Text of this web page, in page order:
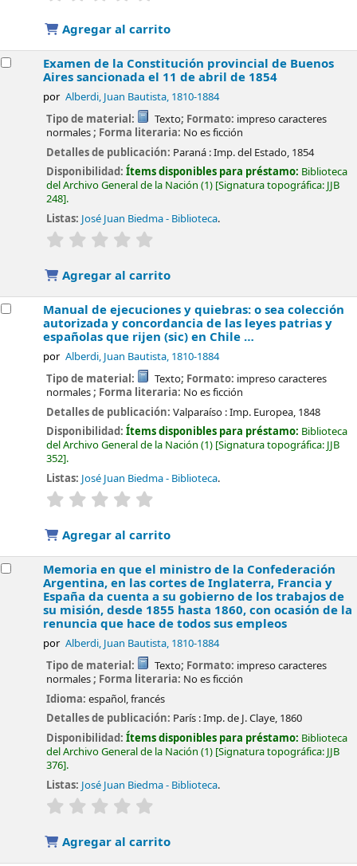
Agregar al carrito
Examen de la Constitución provincial de Buenos
Aires sancionada el 11 de abril de 1854
por Alberdi, Juan Bautista, 1810-1884
Tipo de material: Texto; Formato: impreso caracteres
normales; Forma literaria: No es ficción
Detalles de publicación: Paraná :Imp. del Estado, 1854
Disponibilidad:Ítems disponibles para préstamo: Biblioteca
del Archivo General de la Nación (1) Signatura topográfica: JJB
248 .
Listas: José Juan Biedma - Biblioteca.
valoración
Agregar al carrito
Manual de ejecuciones y quiebras: o sea colección
autorizada y concordancia de las leyes patrias y
españolas que rijen (sic) en Chile …
por Alberdi, Juan Bautista, 1810-1884
Tipo de material: Texto; Formato: impreso caracteres
normales; Forma literaria: No es ficción
Detalles de publicación:Valparaíso :Imp. Europea, 1848
Disponibilidad:Ítems disponibles para préstamo: Biblioteca
del Archivo General de la Nación (1) Signatura topográfica: JJB
352 .
Listas: José Juan Biedma - Biblioteca.
valoración
Agregar al carrito
Memoria en que el ministro de la Confederación
Argentina, en las cortes de Inglaterra, Francia y
España da cuenta a su gobierno de los trabajos de
su misión, desde 1855 hasta 1860, con ocasión de la
renuncia que hace de todos sus empleos
por Alberdi, Juan Bautista, 1810-1884
Tipo de material: Texto; Formato: impreso caracteres
normales; Forma literaria: No es ficción
Idioma:español,francés
Detalles de publicación: París :Imp. de J. Claye, 1860
Disponibilidad:Ítems disponibles para préstamo: Biblioteca
del Archivo General de la Nación (1) Signatura topográfica: JJB
376 .
Listas: José Juan Biedma - Biblioteca.
valoración
Agregar al carrito